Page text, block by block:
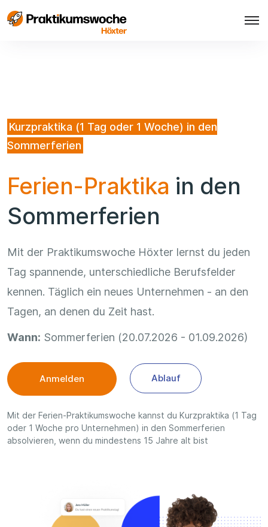
Kurzpraktika (1 Tag oder 1 Woche) in den
Sommerferien
Ferien-Praktika in den
Sommerferien
Mit der Praktikumswoche Höxter lernst du jeden
Tag spannende, unterschiedliche Berufsfelder
kennen. Täglich ein neues Unternehmen - an den
Tagen, an denen du Zeit hast.
Wann: Sommerferien (20.07.2026 - 01.09.2026)
Anmelden Ablauf
Mit der Ferien-Praktikumswoche kannst du Kurzpraktika (1 Tag
oder 1 Woche pro Unternehmen) in den Sommerferien
absolvieren, wenn du mindestens 15 Jahre alt bist